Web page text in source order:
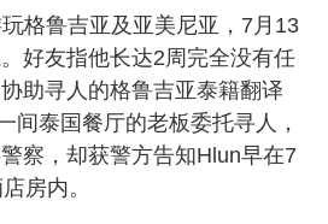
格鲁吉亚及亚美尼亚，7月13
好友指他长达2周完全没有任
助寻人的格鲁吉亚泰籍翻译
间泰国餐厅的老板委托寻人，
察，却获警方告知Hlun早在7
房内。